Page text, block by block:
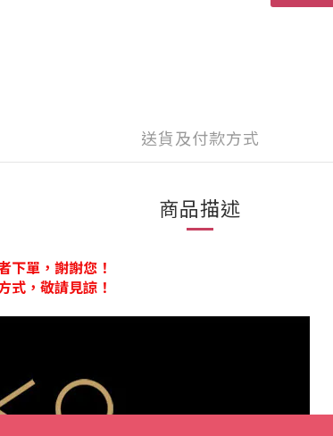
送貨及付款方式
商品描述
下單，謝謝您！
式，敬請見諒！